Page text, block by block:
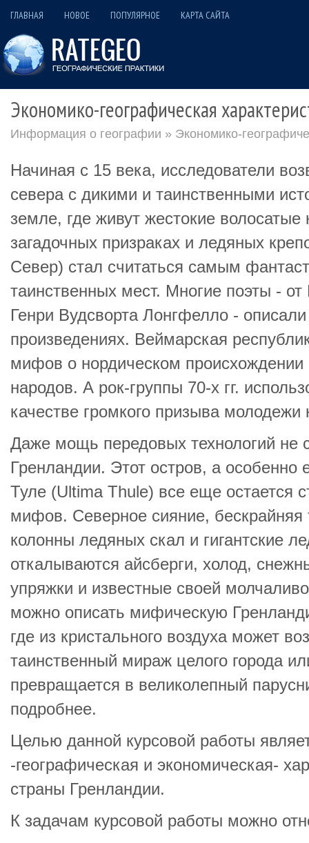
ГЛАВНАЯ НОВОЕ ПОПУЛЯРНОЕ КАРТА САЙТА
Экономико-географическая
Информация о географии » Экономико-
Начиная с 15 века, исследователи
севера с дикими и таинственными
земле, где живут жестокие волосатые
загадочных призраках и ледяных
Север) стал считаться самым
таинственных мест. Многие поэты -
Генри Вудсворта Лонгфелло - описали
произведениях. Веймарская
мифов о нордическом происхождении
народов. А рок-группы 70-х гг.
качестве громкого призыва молодежи
Даже мощь передовых технологий не
Гренландии. Этот остров, а особенно
Туле (Ultima Thule) все еще остается
мифов. Северное сияние,
колонны ледяных скал и гигантские
откалываются айсберги, холод,
упряжки и известные своей
можно описать мифическую
где из кристального воздуха может
таинственный мираж целого города
превращается в великолепный
подробнее.
Целью данной курсовой работы
-географическая и экономическая-
страны Гренландии.
К задачам курсовой работы можно